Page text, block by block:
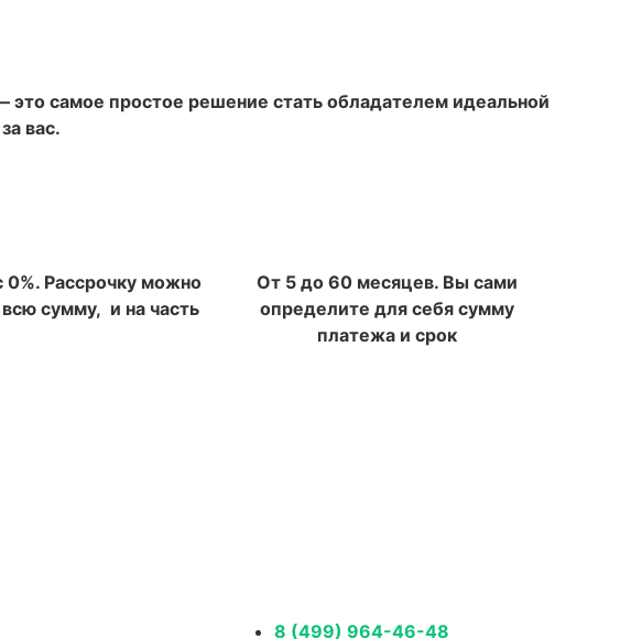
самое простое решение стать обладателем идеальной
вас.
0%. Рассрочку можно
сумму, и на часть
От 5 до 60 месяцев. Вы сами
определите для себя сумму
платежа и срок
8 (499) 964-46-48